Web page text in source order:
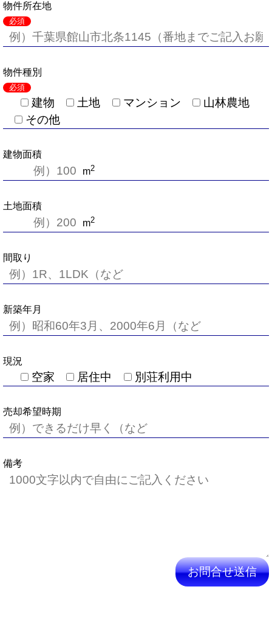
物件所在地
必須
物件種別
必須
建物 土地 マンション
山林農地
その他
建物面積
m2
土地面積
m2
間取り
新築年月
現況
空家 居住中 別荘利用中
売却希望時期
備考